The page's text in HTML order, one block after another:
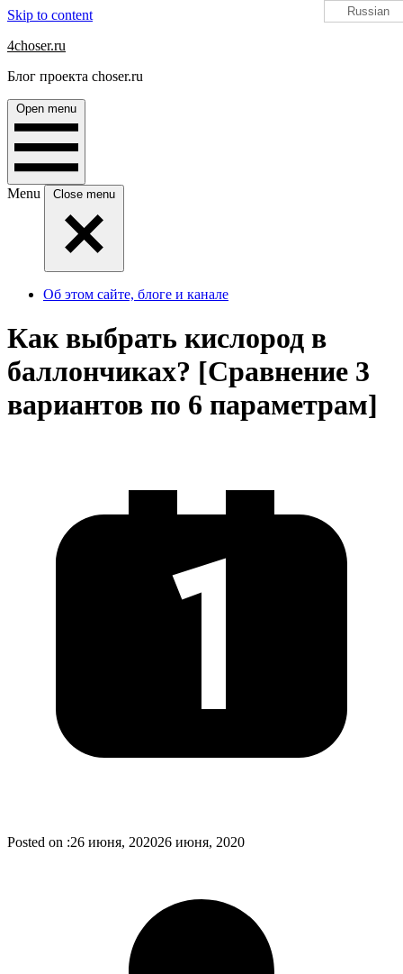
Skip to content
4choser.ru
Блог проекта choser.ru
Open menu
Menu Close menu
Об этом сайте, блоге и канале
Как выбрать кислород в
баллончиках? [Сравнение 3
вариантов по 6 параметрам]
Posted on :26 июня, 202026 июня, 2020
Russian